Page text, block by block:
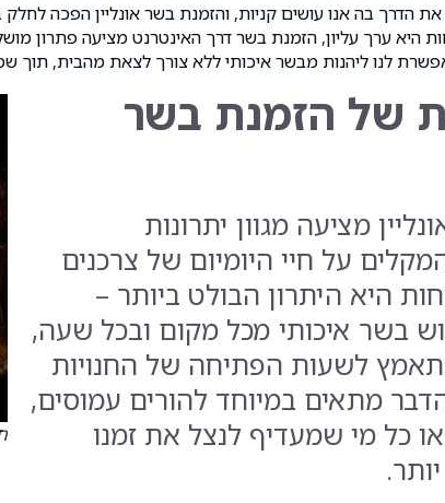
את הדרך בה אנו עושים קניות, והזמנת בשר אונליין הפכה
היא ערך עליון, הזמנת בשר דרך האינטרנט מציעה פתרון
לנו ליהנות מבשר איכותי ללא צורך לצאת מהבית, תוך
של הזמנת בשר
מציעה מגוון יתרונות
על חיי היומיום של צרכנים
היא היתרון הבולט ביותר –
בשר איכותי מכל מקום ובכל שעה,
לשעות הפתיחה של החנויות
מתאים במיוחד להורים עמוסים,
כל מי שמעדיף לנצל את זמנו